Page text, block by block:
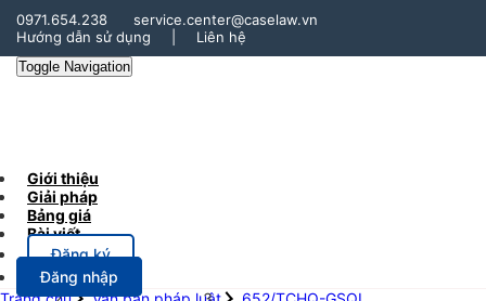
0971.654.238
service.center@caselaw.vn
Hướng dẫn sử dụng
Liên hệ
Toggle Navigation
Giới thiệu
Giải pháp
Bảng giá
Bài viết
Đăng ký
Đăng nhập